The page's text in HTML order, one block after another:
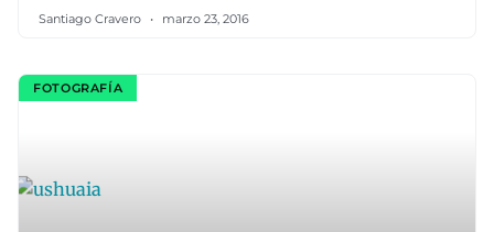
Santiago Cravero marzo 23, 2016
FOTOGRAFÍA